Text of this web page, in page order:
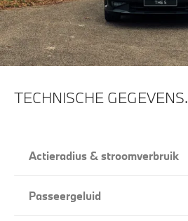
TECHNISCHE GEGEVENS.
Actieradius & stroomverbruik
Passeergeluid